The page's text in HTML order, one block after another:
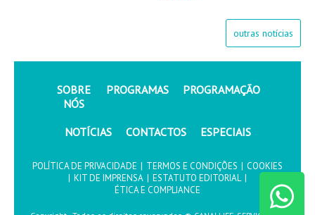
outras notícias
SOBRE
NÓS
PROGRAMAS PROGRAMAÇÃO
NOTÍCIAS CONTACTOS ESPECIAIS
POLÍTICA DE PRIVACIDADE | TERMOS E CONDIÇÕES | COOKIES
| KIT DE IMPRENSA | ESTATUTO EDITORIAL |
ÉTICA E COMPLIANCE